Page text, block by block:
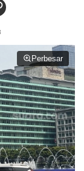
Perbesar